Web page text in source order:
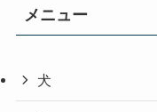
メニュー
犬